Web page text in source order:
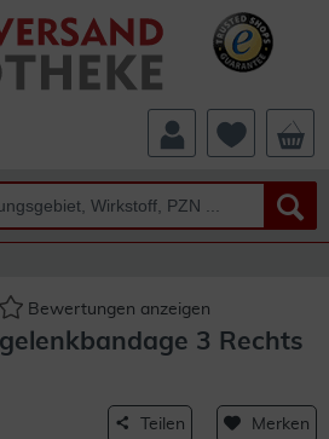
Bewertungen anzeigen
3 Rechts
Teilen Merken